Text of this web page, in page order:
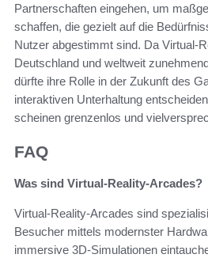
Partnerschaften eingehen, um
schaffen, die gezielt auf die
Nutzer abgestimmt sind. Da Virtual-
Deutschland und weltweit
dürfte ihre Rolle in der Zukunft des
interaktiven Unterhaltung
scheinen grenzenlos und
FAQ
Was sind Virtual-Reality-Arcades?
Virtual-Reality-Arcades sind
Besucher mittels modernster
immersive 3D-Simulationen